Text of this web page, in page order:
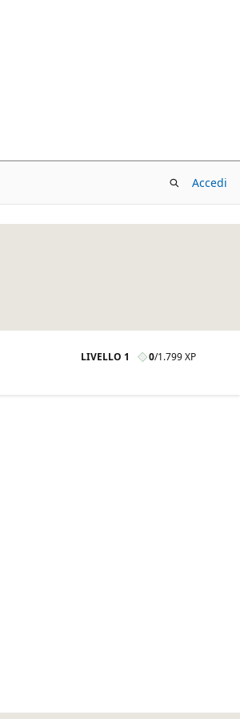
Accedi
LIVELLO 1 0/1.799 XP